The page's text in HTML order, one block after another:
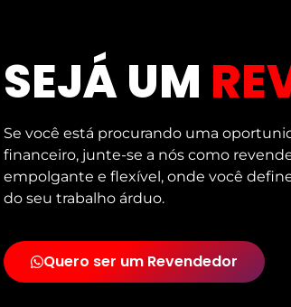
SEJÁ UM
Se você está procurando uma
financeiro, junte-se a nós como
empolgante e flexível, onde você
do seu trabalho árduo.
Quero ser um Revendedor